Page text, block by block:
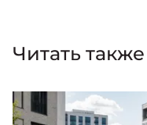
Читать также